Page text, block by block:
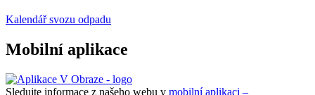
Kalendář svozu odpadu
Mobilní aplikace
Sledujte informace z našeho webu v mobilní aplikaci –